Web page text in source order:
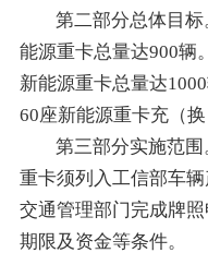
第二部分总体目
能源重卡总量达900辆
新能源重卡总量达
60座新能源重卡充（
第三部分实施范
重卡须列入工信部车
交通管理部门完成牌
期限及资金等条件。